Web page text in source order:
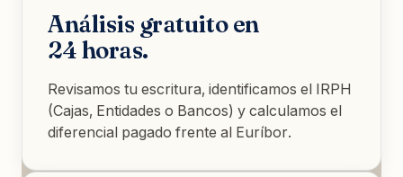
Análisis gratuito en
24 horas.
Revisamos tu escritura, identificamos el IRPH
(Cajas, Entidades o Bancos) y calculamos el
diferencial pagado frente al Euríbor.